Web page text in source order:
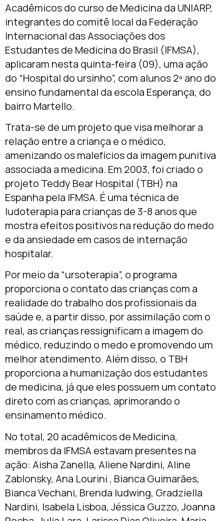
Acadêmicos do curso de Medicina da UNIARP,
integrantes do comitê local da Federação
Internacional das Associações dos
Estudantes de Medicina do Brasil (IFMSA),
aplicaram nesta quinta-feira (09), uma ação
do “Hospital do ursinho”, com alunos 2º ano do
ensino fundamental da escola Esperança, do
bairro Martello.
Trata-se de um projeto que visa melhorar a
relação entre a criança e o médico,
amenizando os malefícios da imagem punitiva
associada a medicina. Em 2003, foi criado o
projeto Teddy Bear Hospital (TBH) na
Espanha pela IFMSA. É uma técnica de
ludoterapia para crianças de 3-8 anos que
mostra efeitos positivos na redução do medo
e da ansiedade em casos de internação
hospitalar.
Por meio da “ursoterapia”, o programa
proporciona o contato das crianças com a
realidade do trabalho dos profissionais da
saúde e, a partir disso, por assimilação com o
real, as crianças ressignificam a imagem do
médico, reduzindo o medo e promovendo um
melhor atendimento. Além disso, o TBH
proporciona a humanização dos estudantes
de medicina, já que eles possuem um contato
direto com as crianças, aprimorando o
ensinamento médico.
No total, 20 acadêmicos de Medicina,
membros da IFMSA estavam presentes na
ação: Aisha Zanella, Aliene Nardini, Aline
Zablonsky, Ana Lourini , Bianca Guimarães,
Bianca Vechani, Brenda ludwing, Gradziella
Nardini, Isabela Lisboa, Jéssica Guzzo, Joanna